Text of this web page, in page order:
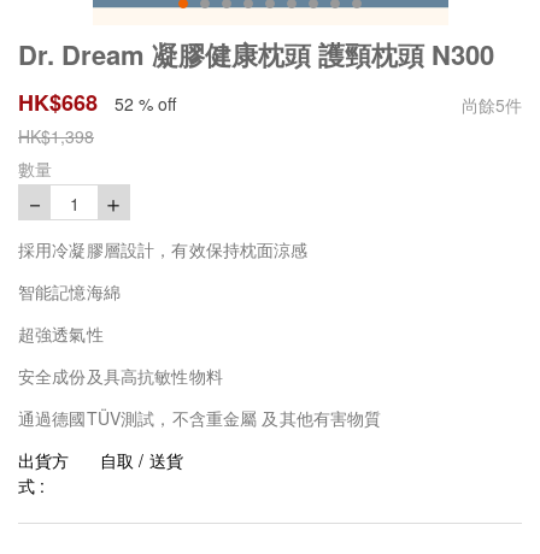
Dr. Dream 凝膠健康枕頭 護頸枕頭 N300
HK$668 52 % off 尚餘5件
HK$1,398
數量
－ 1 ＋
採用冷凝膠層設計，有效保持枕面涼感
智能記憶海綿
超強透氣性
安全成份及具高抗敏性物料
通過德國TÜV測試，不含重金屬 及其他有害物質
出貨方
式 :
自取 / 送貨